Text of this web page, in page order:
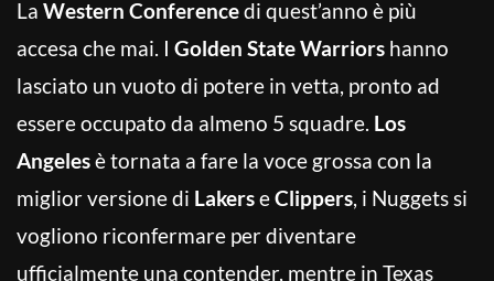
La Western Conferencedi quest’anno è più
accesa che mai. I Golden State Warriors hanno
lasciato un vuoto di potere in vetta, pronto ad
essere occupato da almeno 5 squadre. Los
Angelesè tornata a fare la voce grossa con la
miglior versione di LakerseClippers, i Nuggets si
vogliono riconfermare per diventare
ufficialmente una contender, mentre in Texas